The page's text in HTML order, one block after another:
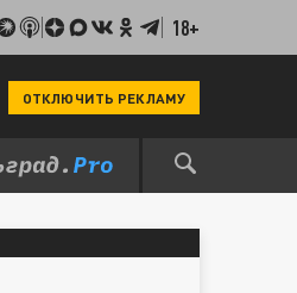
18+
ОТКЛЮЧИТЬ РЕКЛАМУ